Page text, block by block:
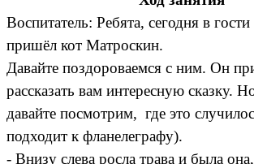
Воспитатель: Ребята, сегодня в
пришёл кот Матроскин.
Давайте поздороваемся с ним. Он
рассказать вам интересную сказку.
давайте посмотрим, где это
подходит к фланелеграфу).
- Внизу слева росла трава и была